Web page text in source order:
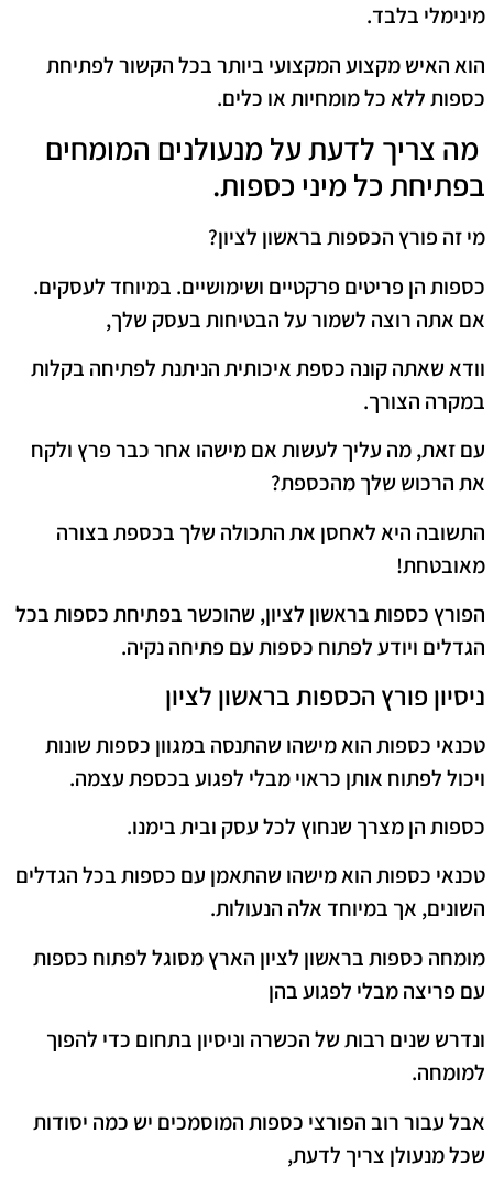
מינימלי בלבד.
הוא האיש מקצוע המקצועי ביותר בכל הקשור לפתיחת
כספות ללא כל מומחיות או כלים.
מה צריך לדעת על מנעולנים המומחים
בפתיחת כל מיני כספות.
מי זה פורץ הכספות בראשון לציון?
כספות הן פריטים פרקטיים ושימושיים. במיוחד לעסקים.
אם אתה רוצה לשמור על הבטיחות בעסק שלך,
וודא שאתה קונה כספת איכותית הניתנת לפתיחה בקלות
במקרה הצורך.
עם זאת, מה עליך לעשות אם מישהו אחר כבר פרץ ולקח
את הרכוש שלך מהכספת?
התשובה היא לאחסן את התכולה שלך בכספת בצורה
מאובטחת!
הפורץ כספות בראשון לציון, שהוכשר בפתיחת כספות בכל
הגדלים ויודע לפתוח כספות עם פתיחה נקיה.
ניסיון פורץ הכספות בראשון לציון
טכנאי כספות הוא מישהו שהתנסה במגוון כספות שונות
ויכול לפתוח אותן כראוי מבלי לפגוע בכספת עצמה.
כספות הן מצרך שנחוץ לכל עסק ובית בימנו.
טכנאי כספות הוא מישהו שהתאמן עם כספות בכל הגדלים
השונים, אך במיוחד אלה הנעולות.
מומחה כספות בראשון לציון הארץ מסוגל לפתוח כספות
עם פריצה מבלי לפגוע בהן
ונדרש שנים רבות של הכשרה וניסיון בתחום כדי להפוך
למומחה.
אבל עבור רוב הפורצי כספות המוסמכים יש כמה יסודות
שכל מנעולן צריך לדעת,